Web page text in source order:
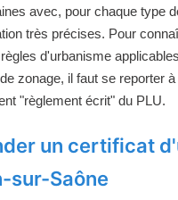
avec, pour chaque type
très précises. Pour
d'urbanisme
zonage, il faut se reporter
"règlement écrit" du PLU.
un certificat
sur-Saône